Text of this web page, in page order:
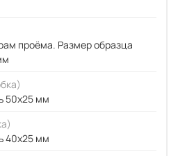
проёма. Размер образца
50x25 мм
40x25 мм